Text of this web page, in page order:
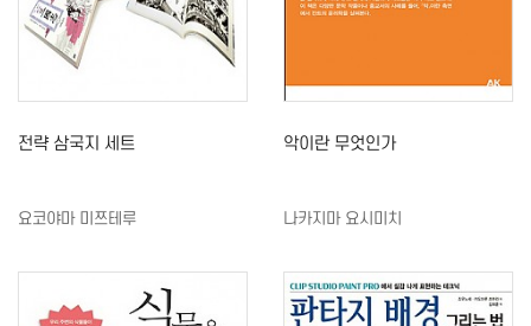
전략 삼국지 세트
요코야마 미쯔테루
악이란 무엇인가
나카지마 요시미치